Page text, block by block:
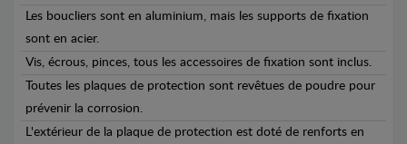
Les boucliers sont en aluminium, mais les supports de fixation
sont en acier.
Vis, écrous, pinces, tous les accessoires de fixation sont inclus.
Toutes les plaques de protection sont revêtues de poudre pour
prévenir la corrosion.
L'extérieur de la plaque de protection est doté de renforts en